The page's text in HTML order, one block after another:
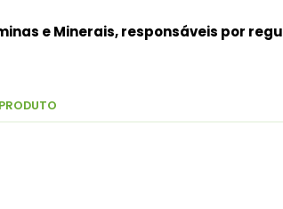
e Minerais, responsáveis por